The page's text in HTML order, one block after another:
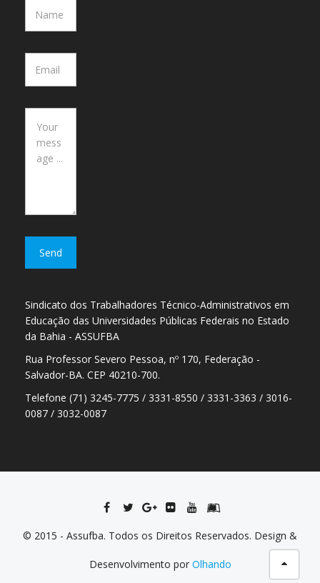
Sindicato dos Trabalhadores Técnico-Administrativos em
Educação das Universidades Públicas Federais no Estado
da Bahia - ASSUFBA
Rua Professor Severo Pessoa, nº 170, Federação -
Salvador-BA. CEP 40210-700.
Telefone (71) 3245-7775 / 3331-8550 / 3331-3363 / 3016-
0087 / 3032-0087
© 2015 - Assufba. Todos os Direitos Reservados. Design &
Desenvolvimento por Olhando